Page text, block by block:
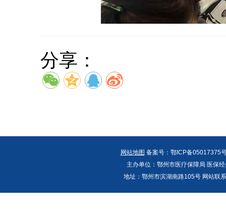
分享：
网站地图 备案号：鄂ICP备05017375
主办单位：鄂州市医疗保障局 医保
地址：鄂州市滨湖南路105号 网站